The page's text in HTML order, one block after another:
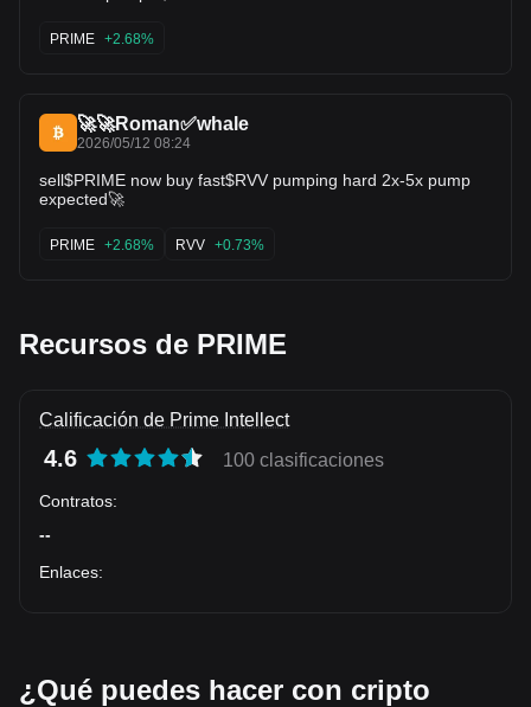
PRIME +2.68%
🚀🚀Roman✅whale
2026/05/12 08:24
sell$PRIME now buy fast$RVV pumping hard 2x-5x pump
expected🚀
PRIME +2.68% RVV +0.73%
Recursos de PRIME
Calificación de Prime Intellect
4.6 100 clasificaciones
Contratos:
--
Enlaces:
¿Qué puedes hacer con cripto